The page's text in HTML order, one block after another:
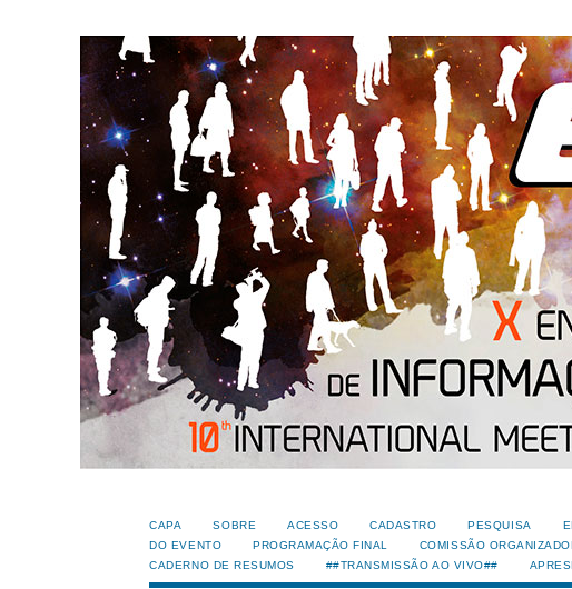
CAPA SOBRE ACESSO CADASTRO PESQUISA
DO EVENTO
PROGRAMAÇÃO FINAL COMISSÃO
CADERNO DE RESUMOS
##TRANSMISSÃO AO VIVO##